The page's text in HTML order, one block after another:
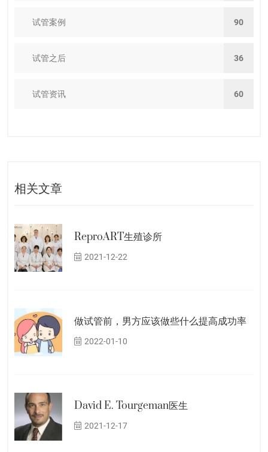
试管案例 90
试管之后 36
试管资讯 60
相关文章
ReproART生殖诊所
2021-12-22
做试管前，男方应该做些什么提高成功率
2022-01-10
David E. Tourgeman医生
2021-12-17